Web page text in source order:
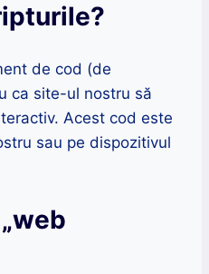
de cod (de
ca site-ul nostru să
Acest cod este
sau pe dispozitivul